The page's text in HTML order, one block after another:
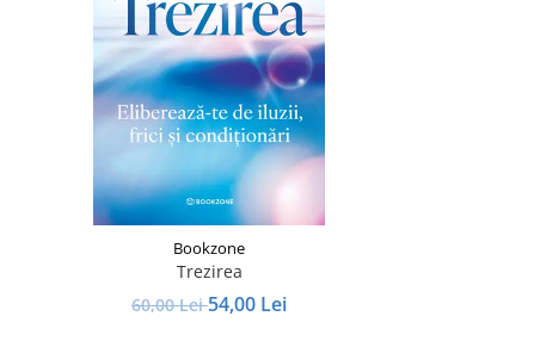
Bookzone
Trezirea
60,00 Lei54,00 Lei